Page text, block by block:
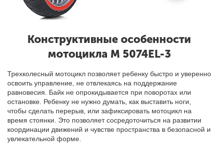
Конструктивные особенности
мотоцикла M 5074EL-3
Трехколесный мотоцикл позволяет ребенку быстро и уверенно
освоить управление, не отвлекаясь на поддержание
равновесия. Байк не опрокидывается при поворотах или
остановке. Ребенку не нужно думать, как выставить ноги,
чтобы сделать перерыв, или зафиксировать мотоцикл на
время стоянки. Это позволяет сосредоточиться на развитии
координации движений и чувстве пространства в безопасной и
увлекательной форме.